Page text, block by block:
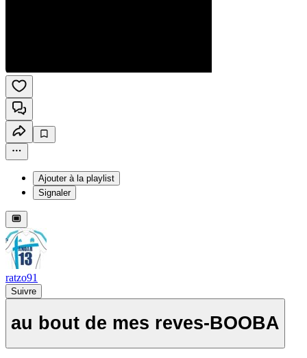
Ajouter à la playlist
Signaler
ratzo91
Suivre
au bout de mes reves-BOOBA